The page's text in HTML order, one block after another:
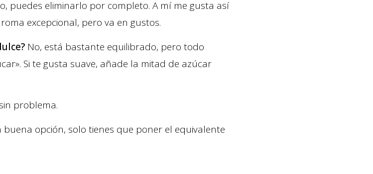
puedes eliminarlo por completo. A mí me gusta así
excepcional, pero va en gustos.
No, está bastante equilibrado, pero todo
Si te gusta suave, añade la mitad de azúcar
problema.
opción, solo tienes que poner el equivalente